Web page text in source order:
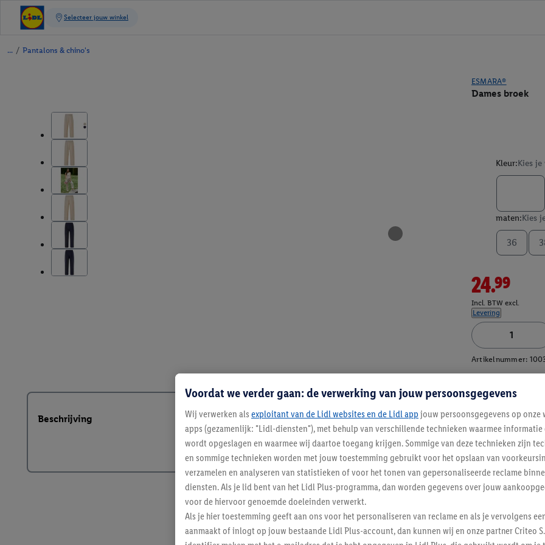
/ Pantalons & chino's
ESMARA®
Dames broek
Kleur:Kies
maten:Kies
36
24.99
Incl. BTW excl.
Levering
Artikelnummer:
Beschrijving
Voordat we verder gaan: de verwerking van jouw persoonsgegevens
Wij verwerken als exploitant van de Lidl websites en de Lidl app jouw persoonsgegevens op onze
apps (gezamenlijk: "Lidl-diensten"), met behulp van verschillende technieken waarmee
wordt opgeslagen en waarmee wij daartoe toegang krijgen. Sommige van deze technieken zijn
en sommige technieken worden met jouw toestemming gebruikt voor het opslaan van
verzamelen en analyseren van statistieken of voor het tonen van gepersonaliseerde reclame
diensten. Als je lid bent van het Lidl Plus-programma, dan worden gegevens over jouw
voor de hiervoor genoemde doeleinden verwerkt.
Als je hier toestemming geeft aan ons voor het personaliseren van reclame en als je vervolgens
aanmaakt of inlogt op jouw bestaande Lidl Plus-account, dan kunnen wij en onze partner Criteo